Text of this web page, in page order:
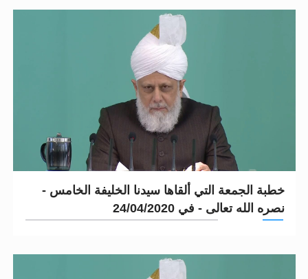
خطبة الجمعة التي ألقاها سيدنا الخليفة الخامس -
نصره الله تعالى - في 24/04/2020